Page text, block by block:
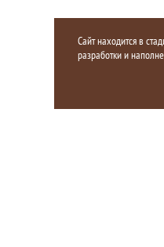
Сайт находится в
разработки и